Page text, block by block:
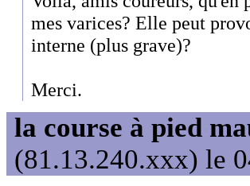
mes varices? Elle peut
interne (plus grave)?
Merci.
la course à pied
(81.13.240.xxx) le